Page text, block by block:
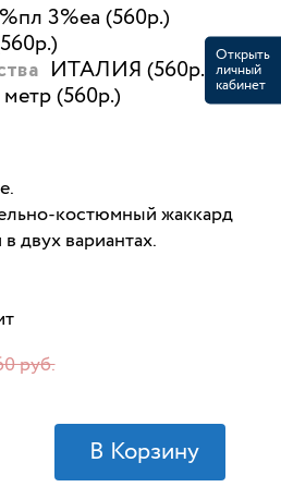
3%еа (560р.)
ИТАЛИЯ (560р.)
метр (560р.)
костюмный жаккард
двух вариантах.
руб.
Открыть
личный
кабинет